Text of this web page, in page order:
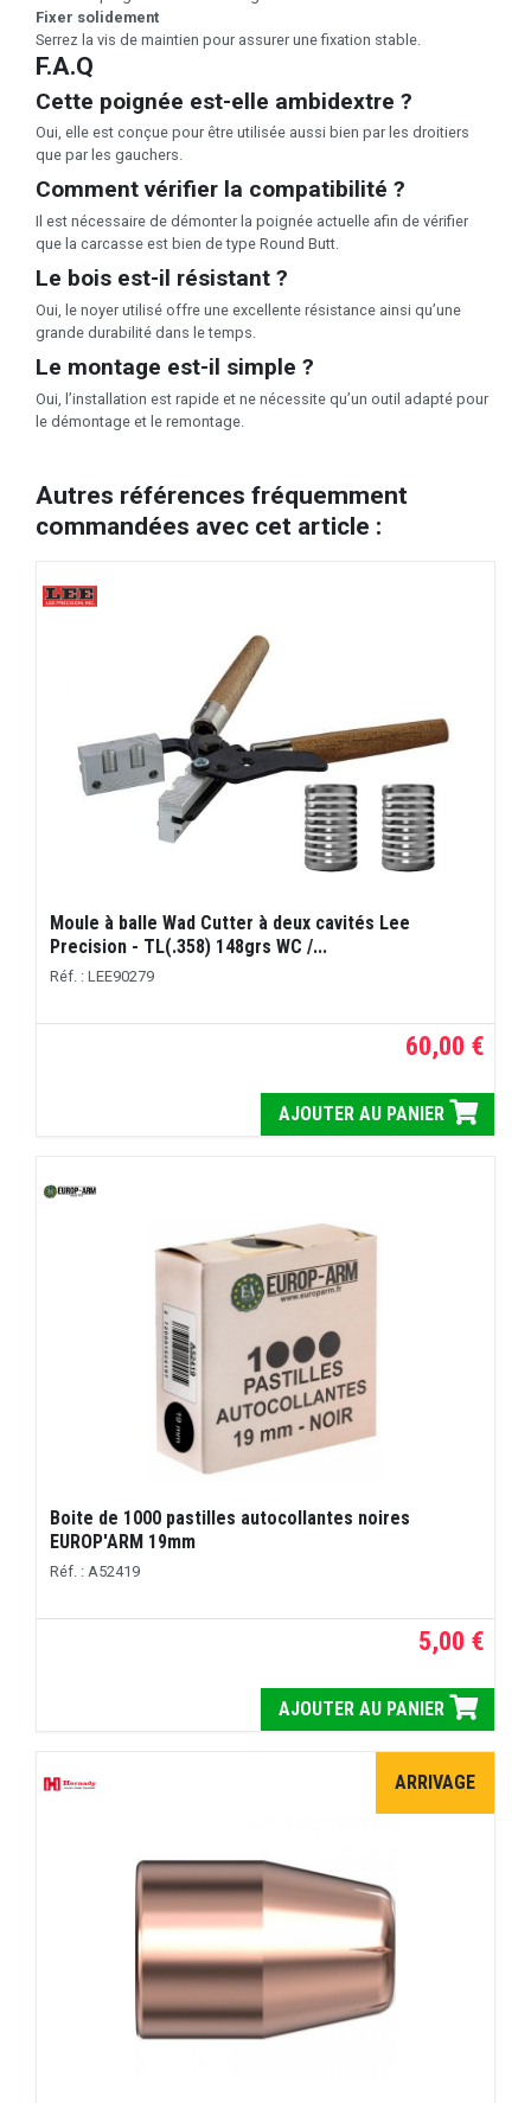
Fixer solidement
Serrez la vis de maintien pour assurer une fixation stable.
F.A.Q
Cette poignée est-elle ambidextre ?
Oui, elle est conçue pour être utilisée aussi bien par les droitiers
que par les gauchers.
Comment vérifier la compatibilité ?
Il est nécessaire de démonter la poignée actuelle afin de vérifier
que la carcasse est bien de type Round Butt.
Le bois est-il résistant ?
Oui, le noyer utilisé offre une excellente résistance ainsi qu’une
grande durabilité dans le temps.
Le montage est-il simple ?
Oui, l’installation est rapide et ne nécessite qu’un outil adapté pour
le démontage et le remontage.
Autres références fréquemment
commandées avec cet article :
Moule à balle Wad Cutter à deux cavités Lee
Precision - TL(.358) 148grs WC /...
Réf. : LEE90279
60,00 €
AJOUTER AU PANIER
Boite de 1000 pastilles autocollantes noires
EUROP'ARM 19mm
Réf. : A52419
5,00 €
AJOUTER AU PANIER
ARRIVAGE